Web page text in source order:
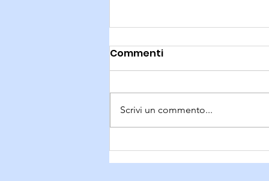
Puliamo la Bevera
Commenti
Scrivi un commento...